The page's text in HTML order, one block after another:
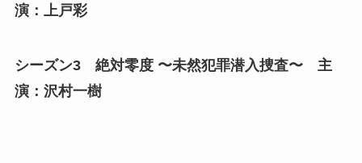
演：上戸彩
シーズン3 絶対零度 〜未然犯罪潜入捜査〜 主
演：沢村一樹